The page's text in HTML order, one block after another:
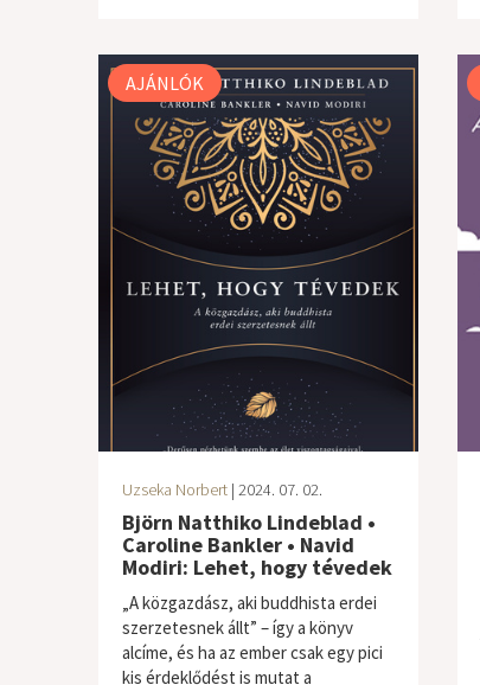
AJÁNLÓK
Uzseka Norbert| 2024. 07. 02.
Björn Natthiko Lindeblad •
Caroline Bankler • Navid
Modiri: Lehet, hogy tévedek
„A közgazdász, aki buddhista erdei
szerzetesnek állt” – így a könyv
alcíme, és ha az ember csak egy pici
kis érdeklődést is mutat a